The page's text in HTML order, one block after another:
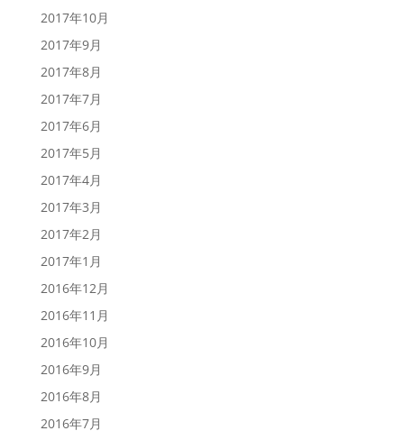
2017年10月
2017年9月
2017年8月
2017年7月
2017年6月
2017年5月
2017年4月
2017年3月
2017年2月
2017年1月
2016年12月
2016年11月
2016年10月
2016年9月
2016年8月
2016年7月